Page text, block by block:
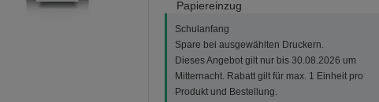
Papiereinzug
Schulanfang
Spare bei ausgewählten Druckern.
Dieses Angebot gilt nur bis 30.08.2026 um
Mitternacht. Rabatt gilt für max. 1 Einheit pro
Produkt und Bestellung.